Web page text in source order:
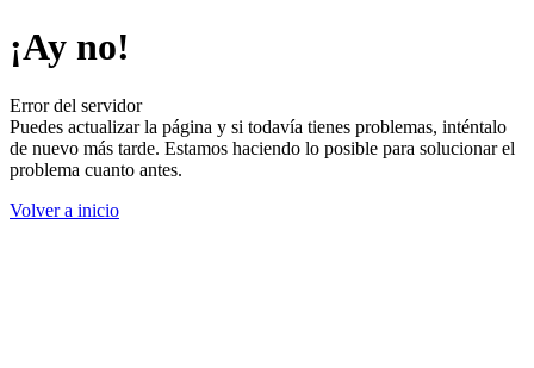
¡Ay no!
Error del servidor
Puedes actualizar la página y si todavía tienes problemas, inténtalo
de nuevo más tarde. Estamos haciendo lo posible para solucionar el
problema cuanto antes.
Volver a inicio